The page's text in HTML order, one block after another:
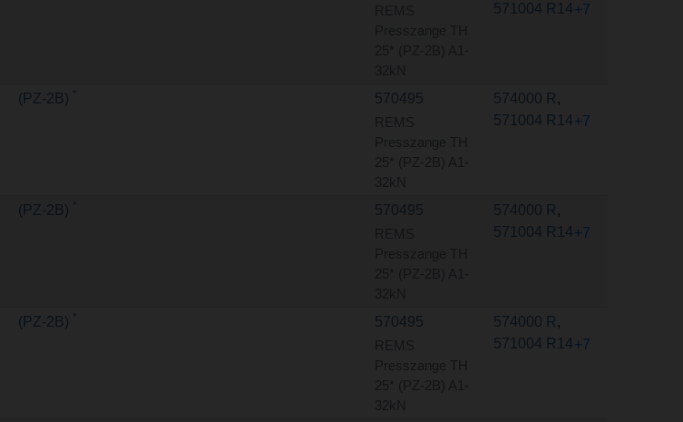
571004 R14+7
(PZ-2B) * 570495 574000 R ,
571004 R14+7
(PZ-2B) * 570495 574000 R ,
571004 R14+7
(PZ-2B) * 570495 574000 R ,
571004 R14+7